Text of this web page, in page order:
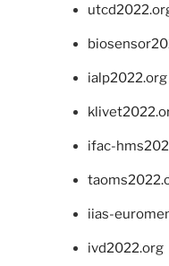
ialp2022.org
ifac-
iias-
ivd2022.org